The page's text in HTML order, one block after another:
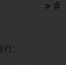
#
>
>
>
>
>
>
>
>
>
>
：